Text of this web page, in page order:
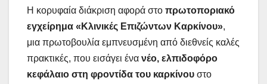
Η κορυφαία διάκριση αφορά στο πρωτοποριακό
εγχείρημα «Κλινικές Επιζώντων Καρκίνου»,
μια πρωτοβουλία εμπνευσμένη από διεθνείς καλές
πρακτικές, που εισάγει ένα νέο, ελπιδοφόρο
κεφάλαιο στη φροντίδα του καρκίνου στο